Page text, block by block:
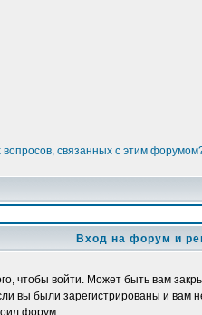
вопросов, связанных с этим
Вход на форум и
чтобы войти. Может быть вам
вы были зарегистрированы и
форум.